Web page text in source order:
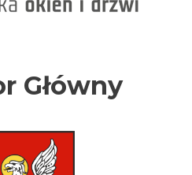
Główny